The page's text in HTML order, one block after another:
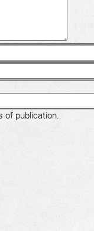
of publication.